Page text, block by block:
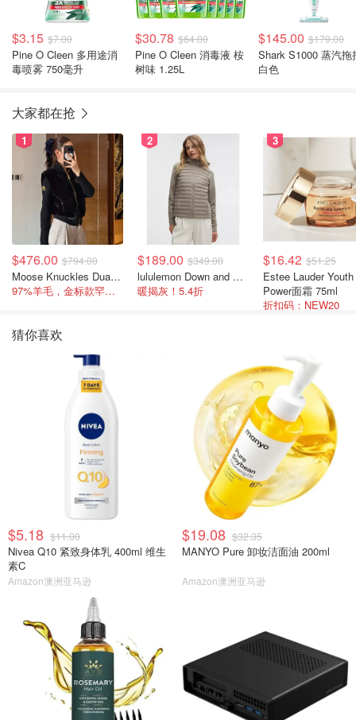
$3.15 $7.00
Pine O Cleen 多用途消
毒喷雾 750毫升
$30.78 $64.00
Pine O Cleen 消毒液 桉
树味 1.25L
$145.00 $179.00
Shark S1000 蒸汽拖
白色
大家都在抢
1
$476.00 $794.00
Moose Knuckles Dua Bunny 羊毛混纺针织夹克
97%羊毛，金标款罕见打折
2
$189.00 $349.00
lululemon Down and Around 羽绒夹克
暖揭灰！5.4折
3
$16.42 $51.25
Estee Lauder Youth
Power面霜 75ml
折扣码：NEW20
猜你喜欢
$5.18 $11.00
Nivea Q10 紧致身体乳 400ml 维生
素C
Amazon澳洲亚马逊
$19.08 $32.35
MANYO Pure 卸妆洁面油 200ml
Amazon澳洲亚马逊